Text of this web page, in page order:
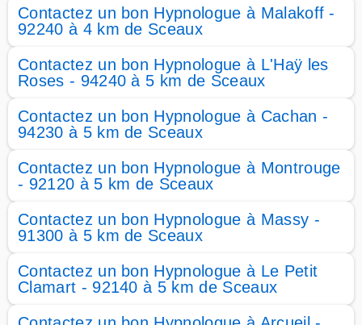
Contactez un bon Hypnologue à Malakoff -
92240 à 4 km de Sceaux
Contactez un bon Hypnologue à L'Haÿ les
Roses - 94240 à 5 km de Sceaux
Contactez un bon Hypnologue à Cachan -
94230 à 5 km de Sceaux
Contactez un bon Hypnologue à Montrouge
- 92120 à 5 km de Sceaux
Contactez un bon Hypnologue à Massy -
91300 à 5 km de Sceaux
Contactez un bon Hypnologue à Le Petit
Clamart - 92140 à 5 km de Sceaux